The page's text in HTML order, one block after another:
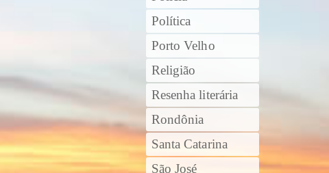
Política
Porto Velho
Religião
Resenha literária
Rondônia
Santa Catarina
São José